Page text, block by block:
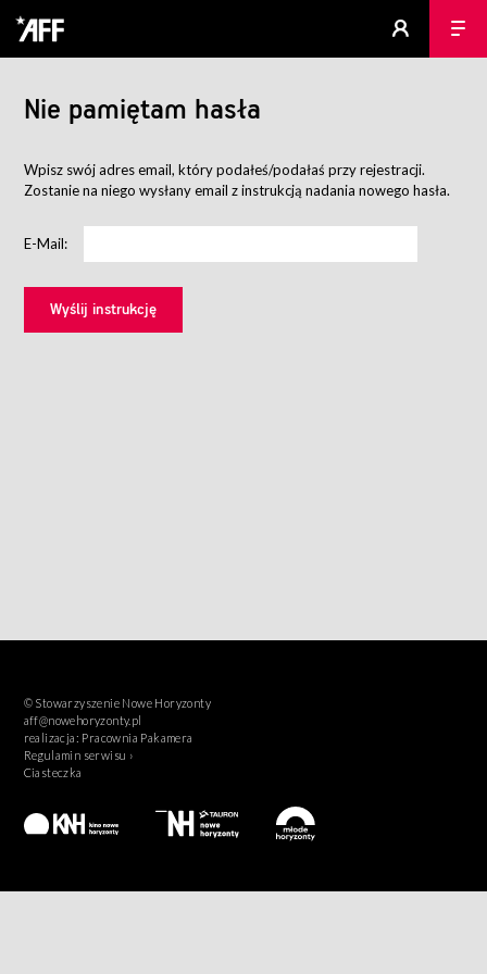
Nie pamiętam hasła
Wpisz swój adres email, który podałeś/podałaś przy rejestracji.
Zostanie na niego wysłany email z instrukcją nadania nowego hasła.
E-Mail:
© Stowarzyszenie Nowe Horyzonty
aff@nowehoryzonty.pl
realizacja: Pracownia Pakamera
Regulamin serwisu ›
Ciasteczka